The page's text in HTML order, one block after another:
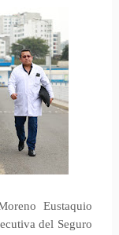
Eustaquio
del Seguro